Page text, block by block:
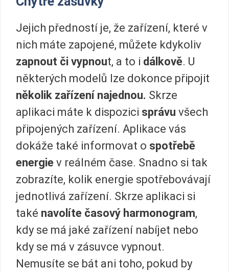
Jejich předností je, že zařízení, které v
nich máte zapojené, můžete kdykoliv
zapnout či vypnout, a to i dálkově. U
některých modelů lze dokonce připojit
několik zařízení najednou. Skrze
aplikaci máte k dispozici správu všech
připojených zařízení. Aplikace vás
dokáže také informovat o spotřebě
energie v reálném čase. Snadno si tak
zobrazíte, kolik energie spotřebovávají
jednotlivá zařízení. Skrze aplikaci si
také navolíte časový harmonogram,
kdy se má jaké zařízení nabíjet nebo
kdy se má v zásuvce vypnout.
Nemusíte se bát ani toho, pokud by